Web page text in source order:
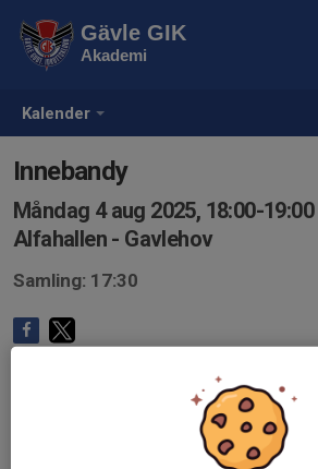
Kalender
Gävle GIK
Akademi
Innebandy
Måndag 4 aug 2025, 18:00-19:00
Alfahallen - Gavlehov
Samling: 17:30